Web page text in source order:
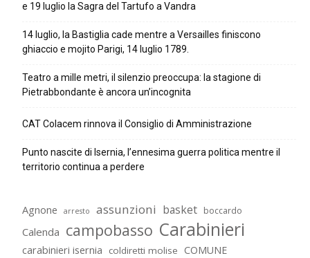
e 19 luglio la Sagra del Tartufo a Vandra
14 luglio, la Bastiglia cade mentre a Versailles finiscono
ghiaccio e mojito Parigi, 14 luglio 1789.
Teatro a mille metri, il silenzio preoccupa: la stagione di
Pietrabbondante è ancora un’incognita
CAT Colacem rinnova il Consiglio di Amministrazione
Punto nascite di Isernia, l’ennesima guerra politica mentre il
territorio continua a perdere
Agnone arresto assunzioni basket boccardo
Calenda campobasso Carabinieri
carabinieri isernia coldiretti molise COMUNE